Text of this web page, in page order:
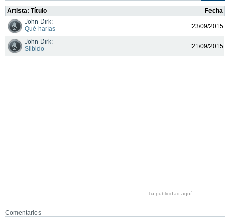
Artista: Título
Fecha
John Dirk:
Qué harías
23/09/2015
John Dirk:
Silbido
21/09/2015
Tu publicidad aquí
Comentarios